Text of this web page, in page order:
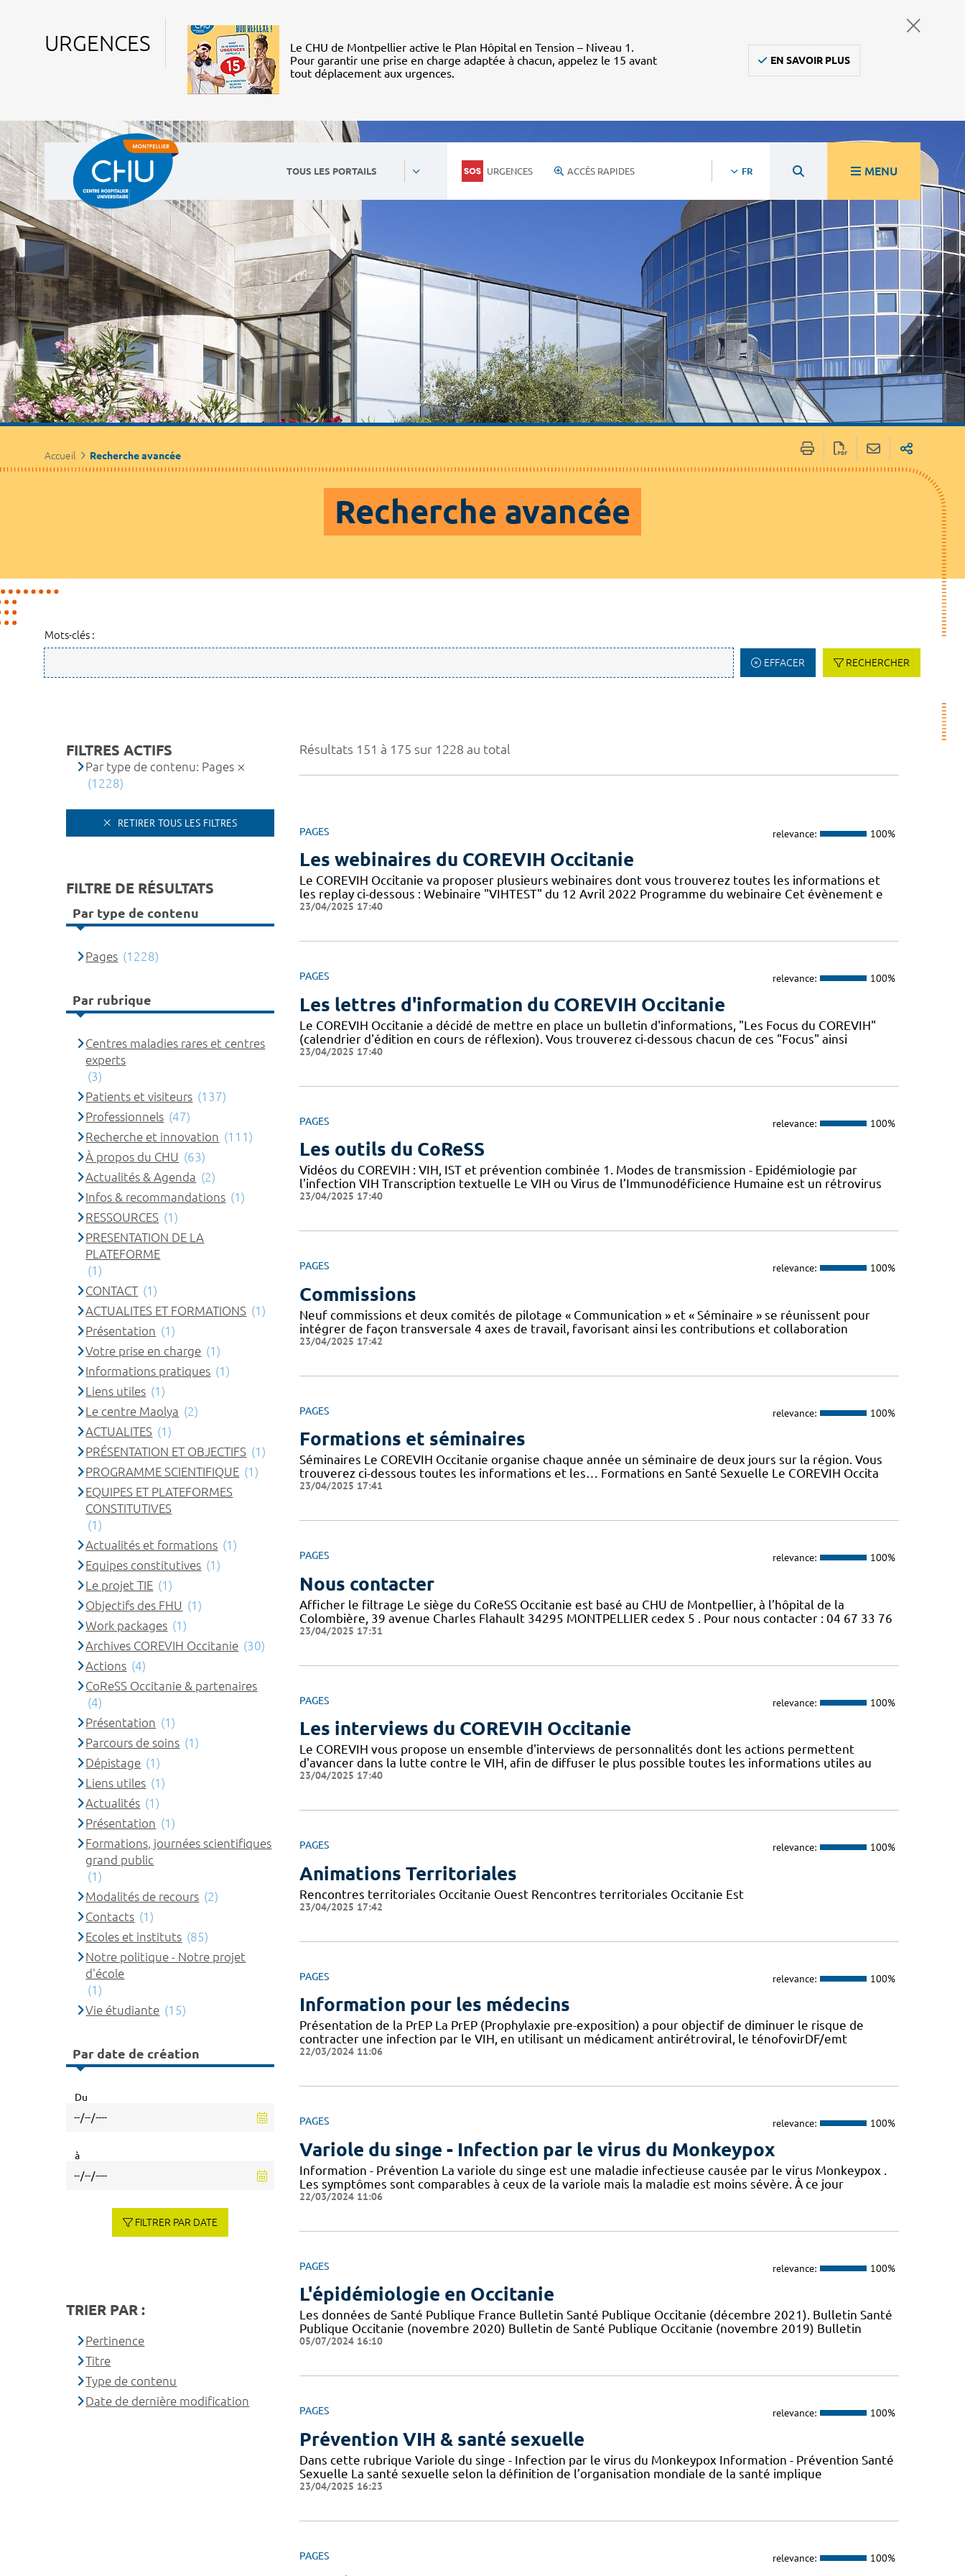
URGENCES
Le CHU de Montpellier active le Plan Hôpital en Tension – Niveau 1.
Pour garantir une prise en charge adaptée à chacun, appelez le 15 avant
tout déplacement aux urgences.
EN SAVOIR PLUS
TOUS LES PORTAILS URGENCES ACCÈS RAPIDES FR MENU
Accueil Recherche avancée
Recherche avancée
Mots-clés :
EFFACER RECHERCHER
Résultats 151 à 175 sur 1228 au total
PAGES relevance: 100%
Les webinaires du COREVIH Occitanie
Le COREVIH Occitanie va proposer plusieurs webinaires dont vous trouverez toutes les informations et
les replay ci-dessous : Webinaire "VIHTEST" du 12 Avril 2022 Programme du webinaire Cet évènement e
23/04/2025 17:40
PAGES relevance: 100%
Les lettres d'information du COREVIH Occitanie
Le COREVIH Occitanie a décidé de mettre en place un bulletin d'informations, "Les Focus du COREVIH"
(calendrier d'édition en cours de réflexion). Vous trouverez ci-dessous chacun de ces "Focus" ainsi
23/04/2025 17:40
PAGES relevance: 100%
Les outils du CoReSS
Vidéos du COREVIH : VIH, IST et prévention combinée 1. Modes de transmission - Epidémiologie par
l'infection VIH Transcription textuelle Le VIH ou Virus de l’Immunodéficience Humaine est un rétrovirus
23/04/2025 17:40
PAGES relevance: 100%
Commissions
Neuf commissions et deux comités de pilotage « Communication » et « Séminaire » se réunissent pour
intégrer de façon transversale 4 axes de travail, favorisant ainsi les contributions et collaboration
23/04/2025 17:42
PAGES relevance: 100%
Formations et séminaires
Séminaires Le COREVIH Occitanie organise chaque année un séminaire de deux jours sur la région. Vous
trouverez ci-dessous toutes les informations et les… Formations en Santé Sexuelle Le COREVIH Occita
23/04/2025 17:41
PAGES relevance: 100%
Nous contacter
Afficher le filtrage Le siège du CoReSS Occitanie est basé au CHU de Montpellier, à l’hôpital de la
Colombière, 39 avenue Charles Flahault 34295 MONTPELLIER cedex 5 . Pour nous contacter : 04 67 33 76
23/04/2025 17:31
PAGES relevance: 100%
Les interviews du COREVIH Occitanie
Le COREVIH vous propose un ensemble d'interviews de personnalités dont les actions permettent
d'avancer dans la lutte contre le VIH, afin de diffuser le plus possible toutes les informations utiles au
23/04/2025 17:40
PAGES relevance: 100%
Animations Territoriales
Rencontres territoriales Occitanie Ouest Rencontres territoriales Occitanie Est
23/04/2025 17:42
PAGES relevance: 100%
Information pour les médecins
Présentation de la PrEP La PrEP (Prophylaxie pre-exposition) a pour objectif de diminuer le risque de
contracter une infection par le VIH, en utilisant un médicament antirétroviral, le ténofovirDF/emt
22/03/2024 11:06
PAGES relevance: 100%
Variole du singe - Infection par le virus du Monkeypox
Information - Prévention La variole du singe est une maladie infectieuse causée par le virus Monkeypox .
Les symptômes sont comparables à ceux de la variole mais la maladie est moins sévère. À ce jour
22/03/2024 11:06
PAGES relevance: 100%
L'épidémiologie en Occitanie
Les données de Santé Publique France Bulletin Santé Publique Occitanie (décembre 2021). Bulletin Santé
Publique Occitanie (novembre 2020) Bulletin de Santé Publique Occitanie (novembre 2019) Bulletin
05/07/2024 16:10
PAGES relevance: 100%
Prévention VIH & santé sexuelle
Dans cette rubrique Variole du singe - Infection par le virus du Monkeypox Information - Prévention Santé
Sexuelle La santé sexuelle selon la définition de l’organisation mondiale de la santé implique
23/04/2025 16:23
PAGES relevance: 100%
FILTRES ACTIFS
Par type de contenu: Pages
(1228)
RETIRER TOUS LES FILTRES
FILTRE DE RÉSULTATS
Par type de contenu
Pages (1228)
Par rubrique
Centres maladies rares et centres
experts
(3)
Patients et visiteurs (137)
Professionnels (47)
Recherche et innovation (111)
À propos du CHU (63)
Actualités & Agenda (2)
Infos & recommandations (1)
RESSOURCES (1)
PRESENTATION DE LA
PLATEFORME
(1)
CONTACT (1)
ACTUALITES ET FORMATIONS (1)
Présentation (1)
Votre prise en charge (1)
Informations pratiques (1)
Liens utiles (1)
Le centre Maolya (2)
ACTUALITES (1)
PRÉSENTATION ET OBJECTIFS (1)
PROGRAMME SCIENTIFIQUE (1)
EQUIPES ET PLATEFORMES
CONSTITUTIVES
(1)
Actualités et formations (1)
Equipes constitutives (1)
Le projet TIE (1)
Objectifs des FHU (1)
Work packages (1)
Archives COREVIH Occitanie (30)
Actions (4)
CoReSS Occitanie & partenaires
(4)
Présentation (1)
Parcours de soins (1)
Dépistage (1)
Liens utiles (1)
Actualités (1)
Présentation (1)
Formations, journées scientifiques
grand public
(1)
Modalités de recours (2)
Contacts (1)
Ecoles et instituts (85)
Notre politique - Notre projet
d'école
(1)
Vie étudiante (15)
Par date de création
Du
à
FILTRER PAR DATE
TRIER PAR :
Pertinence
Titre
Type de contenu
Date de dernière modification